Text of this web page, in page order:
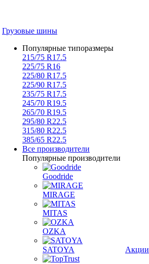
Грузовые шины
Популярные типоразмеры
215/75 R17.5
225/75 R16
225/80 R17.5
225/90 R17.5
235/75 R17.5
245/70 R19.5
265/70 R19.5
295/80 R22.5
315/80 R22.5
385/65 R22.5
Все производители
Популярные производители
Goodride
MIRAGE
MITAS
OZKA
SATOYA Акции